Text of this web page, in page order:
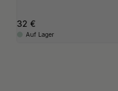
32
Auf Lager